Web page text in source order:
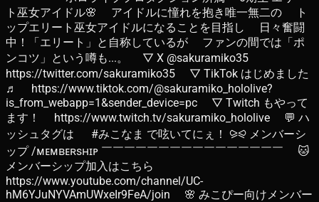
ト巫女アイドル🌸 アイドルに憧れを抱き唯一無二の ト
ップエリート巫女アイドルになることを目指し 日々奮闘
中！「エリート」と自称しているが ファンの間では「ポ
ンコツ」という噂も...。 ▽ X @sakuramiko35
https://twitter.com/sakuramiko35 ▽ TikTok はじめました
♬ https://www.tiktok.com/@sakuramiko_hololive?
is_from_webapp=1&sender_device=pc ▽ Twitch もやって
ます！ https://www.twitch.tv/sakuramiko_hololive 💬 ハ
ッシュタグは #みこなま で呟いてにぇ！ ⪩⪨ メンバーシ
ップ /ᴍᴇᴍʙᴇʀsʜɪᴘ ￣￣￣￣￣￣￣￣￣￣￣￣￣￣￣￣ 🐱
メンバーシップ加入はこちら
https://www.youtube.com/channel/UC-
hM6YJuNYVAmUWxeIr9FeA/join 🌸 みこぴー向けメンバー